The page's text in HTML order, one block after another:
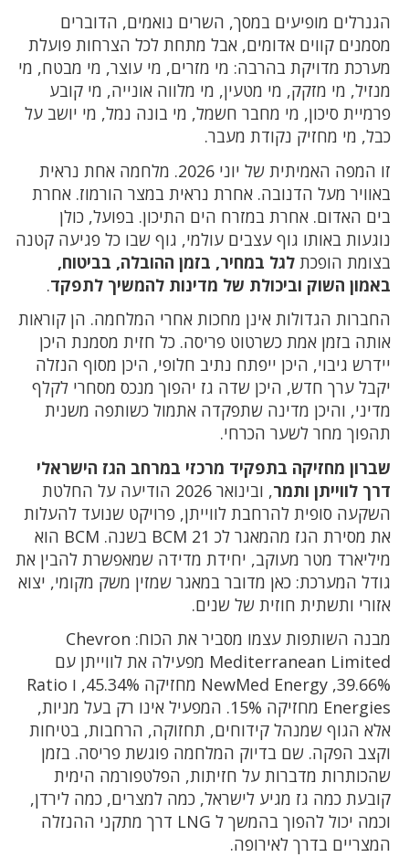
הגנרלים מופיעים במסך, השרים נואמים, הדוברים
מסמנים קווים אדומים, אבל מתחת לכל הצרחות פועלת
מערכת מדויקת בהרבה: מי מזרים, מי עוצר, מי מבטח, מי
מנזיל, מי מזקק, מי מטעין, מי מלווה אונייה, מי קובע
פרמיית סיכון, מי מחבר חשמל, מי בונה נמל, מי יושב על
כבל, מי מחזיק נקודת מעבר.
זו המפה האמיתית של יוני 2026. מלחמה אחת נראית
באוויר מעל הדנובה. אחרת נראית במצר הורמוז. אחרת
בים האדום. אחרת במזרח הים התיכון. בפועל, כולן
נוגעות באותו גוף עצבים עולמי, גוף שבו כל פגיעה קטנה
בצומת הופכת לגל במחיר, בזמן ההובלה, בביטוח,
באמון השוק וביכולת של מדינות להמשיך לתפקד.
החברות הגדולות אינן מחכות אחרי המלחמה. הן קוראות
אותה בזמן אמת כשרטוט פריסה. כל חזית מסמנת היכן
יידרש גיבוי, היכן ייפתח נתיב חלופי, היכן מסוף הנזלה
יקבל ערך חדש, היכן שדה גז יהפוך מנכס מסחרי לקלף
מדיני, והיכן מדינה שתפקדה אתמול כשותפה משנית
תהפוך מחר לשער הכרחי.
שברון מחזיקה בתפקיד מרכזי במרחב הגז הישראלי
דרך לווייתן ותמר
, ובינואר 2026 הודיעה על החלטת
השקעה סופית להרחבת לווייתן, פרויקט שנועד להעלות
את מסירת הגז מהמאגר לכ 21 BCM בשנה. BCM הוא
מיליארד מטר מעוקב, יחידת מדידה שמאפשרת להבין את
גודל המערכת: כאן מדובר במאגר שמזין משק מקומי, יצוא
אזורי ותשתית חוזית של שנים.
מבנה השותפות עצמו מסביר את הכוח: Chevron
Mediterranean Limited מפעילה את לווייתן עם
39.66%, NewMed Energy מחזיקה 45.34%, ו Ratio
Energies מחזיקה 15%. המפעיל אינו רק בעל מניות,
אלא הגוף שמנהל קידוחים, תחזוקה, הרחבות, בטיחות
וקצב הפקה. שם בדיוק המלחמה פוגשת פריסה. בזמן
שהכותרות מדברות על חזיתות, הפלטפורמה הימית
קובעת כמה גז מגיע לישראל, כמה למצרים, כמה לירדן,
וכמה יכול להפוך בהמשך ל LNG דרך מתקני ההנזלה
המצריים בדרך לאירופה.